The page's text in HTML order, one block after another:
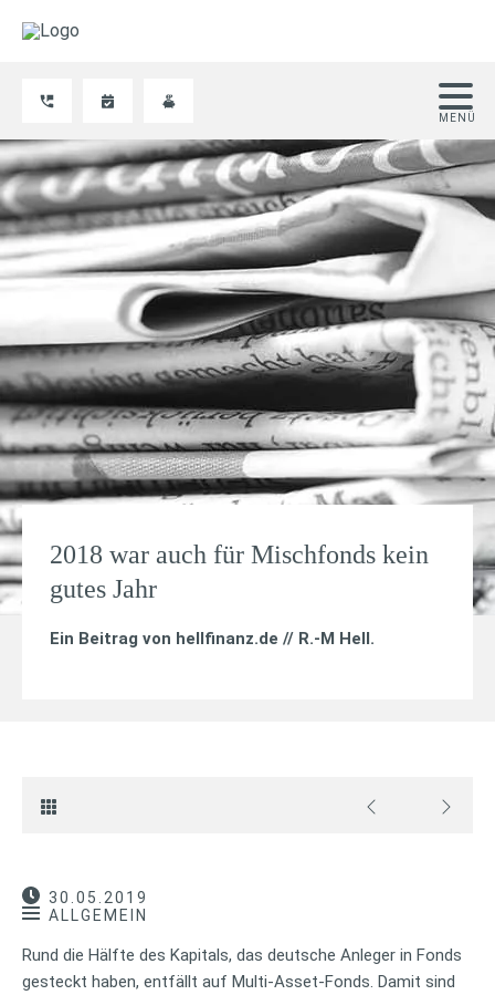
2018 war auch für Mischfonds kein
gutes Jahr
Ein Beitrag von hellfinanz.de // R.-M Hell.
30.05.2019
ALLGEMEIN
Rund die Hälfte des Kapitals, das deutsche Anleger in Fonds
gesteckt haben, entfällt auf Multi-Asset-Fonds. Damit sind